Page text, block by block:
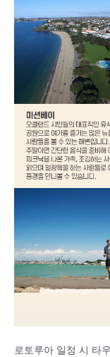
로토루아 일정 시 타